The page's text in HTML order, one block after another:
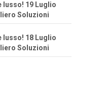
lusso! 19 Luglio
Soluzioni
lusso! 18 Luglio
Soluzioni